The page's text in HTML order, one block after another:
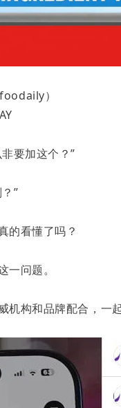
）
要加这个？”
”
的看懂了吗？
问题。
构和品牌配合，一起